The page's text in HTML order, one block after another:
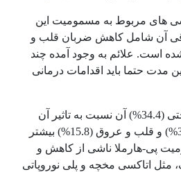
های مربوط به مسمومیت این
آن شامل کاهش ضربان قلب و
است. علائم به وجود آمده چند
مدت حتما باید اقدامات درمانی
تاثیرات سمی عصب شناختی (34.4%) آن نسبت به تاثیر آن
روی دستگاه گوارش (31.9%) و قلب و عروق (15.8%) بیشتر
پی-هارملا ناشی از کاهش و
مثل اتاکسی مخچه و پلی نوروپاتی